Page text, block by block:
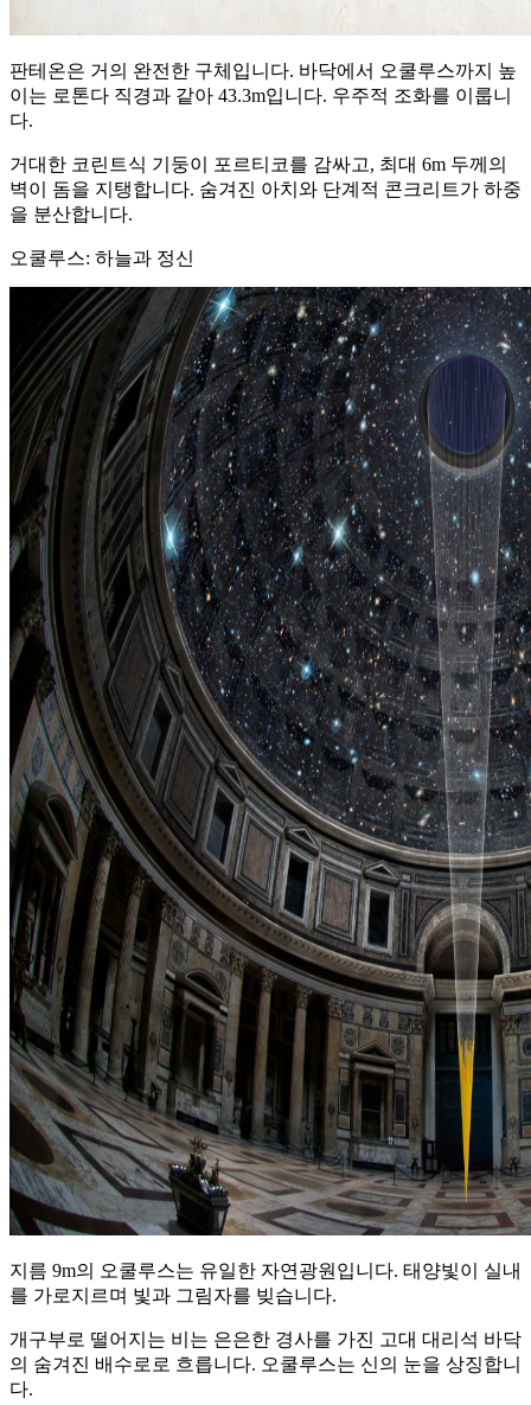
판테온은 거의 완전한 구체입니다. 바닥에서 오쿨루스까지 높
이는 로톤다 직경과 같아 43.3m입니다. 우주적 조화를 이룹니
다.
거대한 코린트식 기둥이 포르티코를 감싸고, 최대 6m 두께의
벽이 돔을 지탱합니다. 숨겨진 아치와 단계적 콘크리트가 하중
을 분산합니다.
오쿨루스: 하늘과 정신
지름 9m의 오쿨루스는 유일한 자연광원입니다. 태양빛이 실내
를 가로지르며 빛과 그림자를 빚습니다.
개구부로 떨어지는 비는 은은한 경사를 가진 고대 대리석 바닥
의 숨겨진 배수로로 흐릅니다. 오쿨루스는 신의 눈을 상징합니
다.